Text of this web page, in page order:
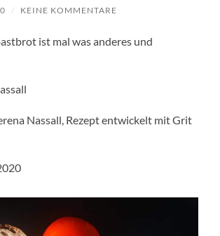
/ KEINE KOMMENTARE
ist mal was anderes und
Nassall, Rezept entwickelt mit Grit